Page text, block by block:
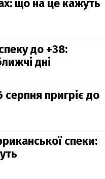
що на це кажуть
до +38:
дні
серпня пригріє до
спеки: